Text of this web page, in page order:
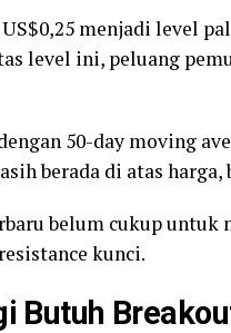
US$0,25 menjadi level
level ini, peluang
50-day moving
berada di atas
belum cukup
kunci.
Butuh